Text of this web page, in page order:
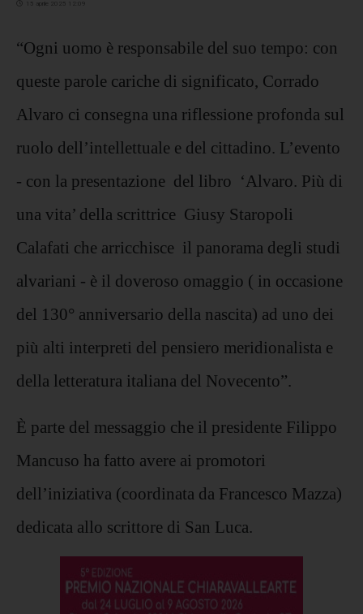
15 aprile 2025 12:09
“Ogni uomo è responsabile del suo tempo: con
queste parole cariche di significato, Corrado
Alvaro ci consegna una riflessione profonda sul
ruolo dell’intellettuale e del cittadino. L’evento
- con la presentazione del libro ‘Alvaro. Più di
una vita’ della scrittrice Giusy Staropoli
Calafati che arricchisce il panorama degli studi
alvariani - è il doveroso omaggio ( in occasione
del 130° anniversario della nascita) ad uno dei
più alti interpreti del pensiero meridionalista e
della letteratura italiana del Novecento”.
È parte del messaggio che il presidente Filippo
Mancuso ha fatto avere ai promotori
dell’iniziativa (coordinata da Francesco Mazza)
dedicata allo scrittore di San Luca.